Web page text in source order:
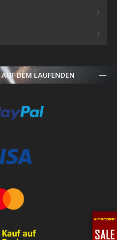
DEM LAUFENDEN